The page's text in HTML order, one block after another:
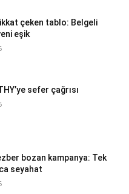
çeken tablo: Belgeli
eşik
sefer çağrısı
bozan kampanya: Tek
seyahat